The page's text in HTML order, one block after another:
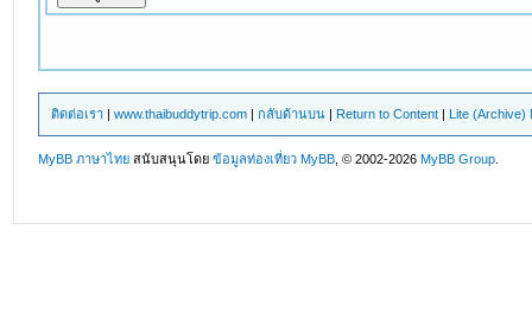
ติดต่อเรา |www.thaibuddytrip.com |กลับด้านบน | Return to Content | Lite (Archive)
MyBB ภาษาไทย สนับสนุนโดยข้อมูลท่องเที่ยว MyBB , © 2002-2026MyBB Group